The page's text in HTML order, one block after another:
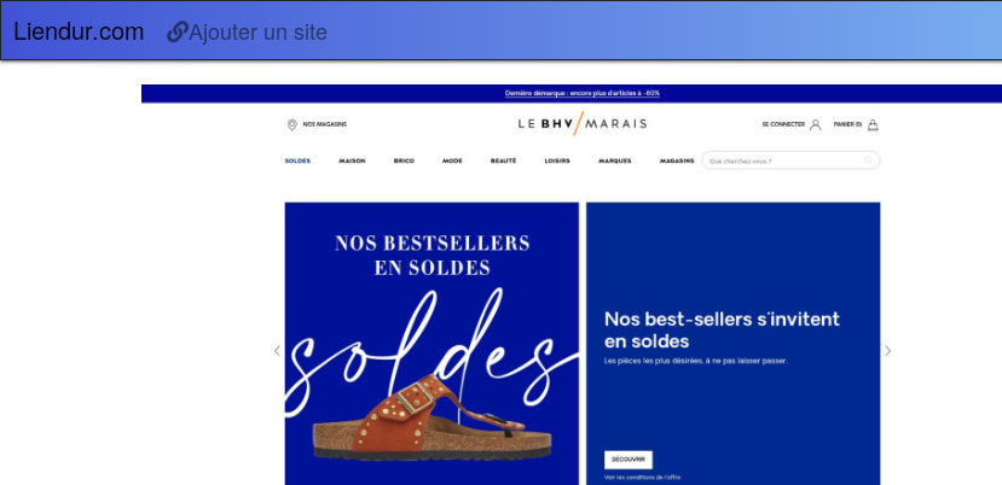
Liendur.com Ajouter un site